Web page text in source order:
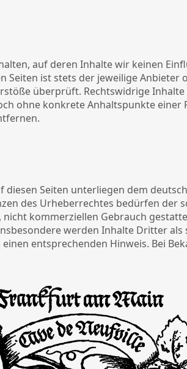
auf deren Inhalte wir keinen
ist stets der jeweilige
überprüft. Rechtswidrige
ohne konkrete Anhaltspunkte
Seiten unterliegen dem
des Urheberrechtes bedürfen der
kommerziellen Gebrauch
werden Inhalte Dritter als
entsprechenden Hinweis. Bei